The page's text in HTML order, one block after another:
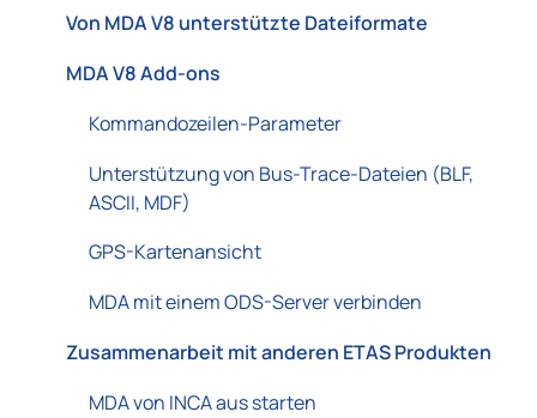
Von MDA V8 unterstützte Dateiformate
MDA V8 Add-ons
Kommandozeilen-Parameter
Unterstützung von Bus-Trace-Dateien (BLF,
ASCII, MDF)
GPS-Kartenansicht
MDA mit einem ODS-Server verbinden
Zusammenarbeit mit anderen ETAS Produkten
MDA von INCA aus starten